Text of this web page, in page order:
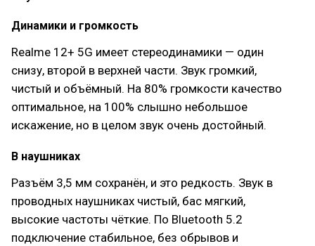
Динамики и громкость
Realme 12+ 5G имеет стереодинамики — один
снизу, второй в верхней части. Звук громкий,
чистый и объёмный. На 80% громкости качество
оптимальное, на 100% слышно небольшое
искажение, но в целом звук очень достойный.
В наушниках
Разъём 3,5 мм сохранён, и это редкость. Звук в
проводных наушниках чистый, бас мягкий,
высокие частоты чёткие. По Bluetooth 5.2
подключение стабильное, без обрывов и